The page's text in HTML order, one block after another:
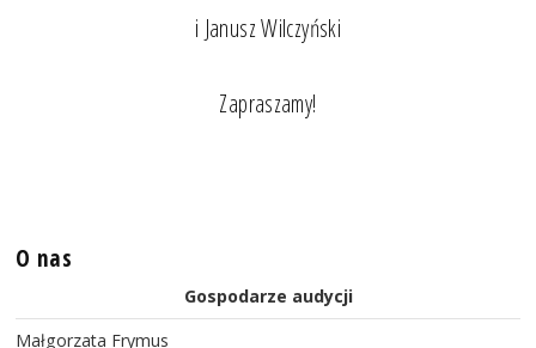
i Janusz Wilczyński
Zapraszamy!
O nas
Gospodarze audycji
Małgorzata Frymus